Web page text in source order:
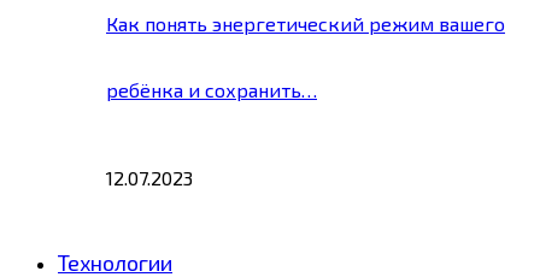
Как понять энергетический режим вашего
ребёнка и сохранить…
12.07.2023
Технологии